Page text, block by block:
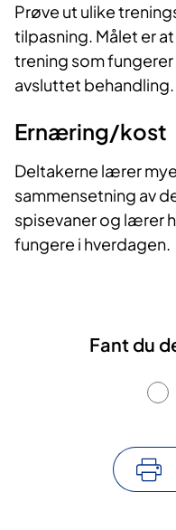
Prøve ut ulike
tilpasning. Målet er
trening som
avsluttet behandling.
Ernæring/kost​​
Deltakerne lærer
sammensetning av
spisevaner og lærer
fungere i hverdagen.
Fant du